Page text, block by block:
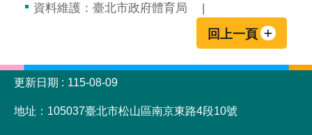
資料維護：臺北市政府體育局
回上一頁
:::
更新日期
115-08-09
地址：105037臺北市松山區南京東路4段10號